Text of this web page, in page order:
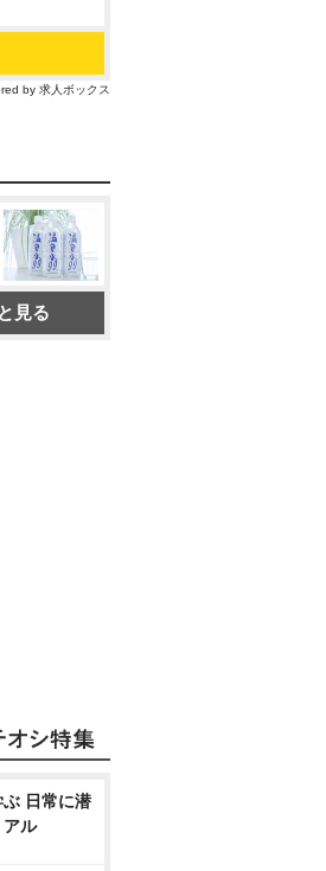
by 求人ボックス
見る
日常に潜
アル